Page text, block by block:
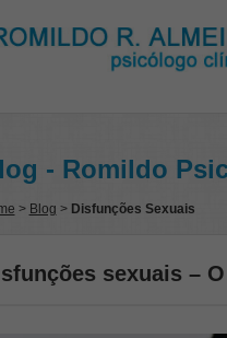
- Romildo
> Blog > Disfunções Sexuais
sexuais –